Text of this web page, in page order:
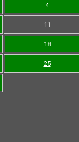
4
11
18
25